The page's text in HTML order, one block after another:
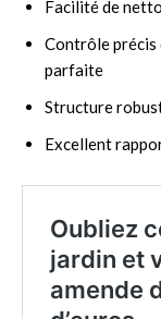
Facilité de
Contrôle précis
parfaite
Structure
Excellent